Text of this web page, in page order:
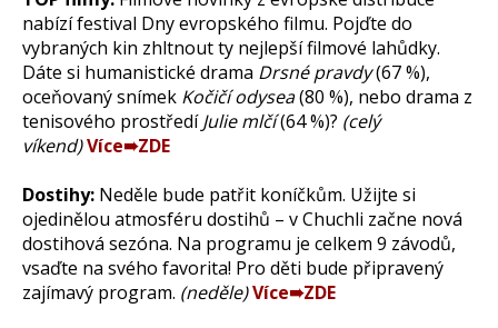
nabízí festival Dny evropského filmu. Pojďte do
vybraných kin zhltnout ty nejlepší filmové lahůdky.
Dáte si humanistické drama Drsné pravdy(67 %),
oceňovaný snímek Kočičí odysea(80 %), nebo drama z
tenisového prostředíJulie mlčí(64 %)? (celý
víkend)Více➠ZDE
Dostihy: Neděle bude patřit koníčkům. Užijte si
ojedinělou atmosféru dostihů – v Chuchli začne nová
dostihová sezóna. Na programu je celkem 9 závodů,
vsaďte na svého favorita! Pro děti bude připravený
zajímavý program. (neděle)Více➠ZDE